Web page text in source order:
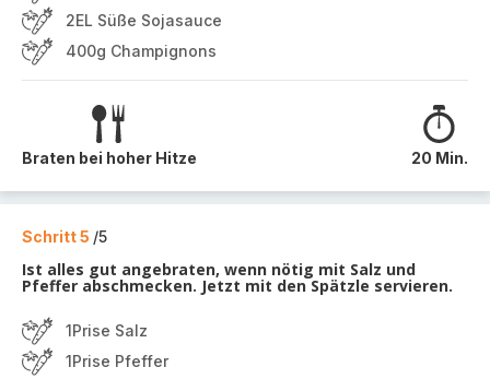
2EL Süße Sojasauce
400g Champignons
Braten bei hoher Hitze 20 Min.
Schritt 5 /5
Ist alles gut angebraten, wenn nötig mit Salz und
Pfeffer abschmecken. Jetzt mit den Spätzle servieren.
1Prise Salz
1Prise Pfeffer